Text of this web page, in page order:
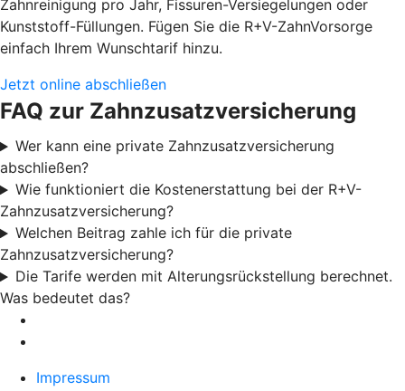
Zahnreinigung pro Jahr, Fissuren-Versiegelungen oder
Kunststoff-Füllungen. Fügen Sie die R+V-ZahnVorsorge
einfach Ihrem Wunschtarif hinzu.
Jetzt online abschließen
FAQ zur Zahnzusatzversicherung
Wer kann eine private Zahnzusatzversicherung
abschließen?
Wie funktioniert die Kostenerstattung bei der R+V-
Zahnzusatzversicherung?
Welchen Beitrag zahle ich für die private
Zahnzusatzversicherung?
Die Tarife werden mit Alterungsrückstellung berechnet.
Was bedeutet das?
Impressum